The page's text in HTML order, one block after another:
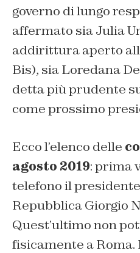
governo di lungo
affermato sia Julia
addirittura aperto
Bis), sia Loredana
detta più prudente
come prossimo
Ecco l’elenco delle
agosto 2019: prima
telefono il
Repubblica Giorgio
Quest’ultimo non
fisicamente a Roma.